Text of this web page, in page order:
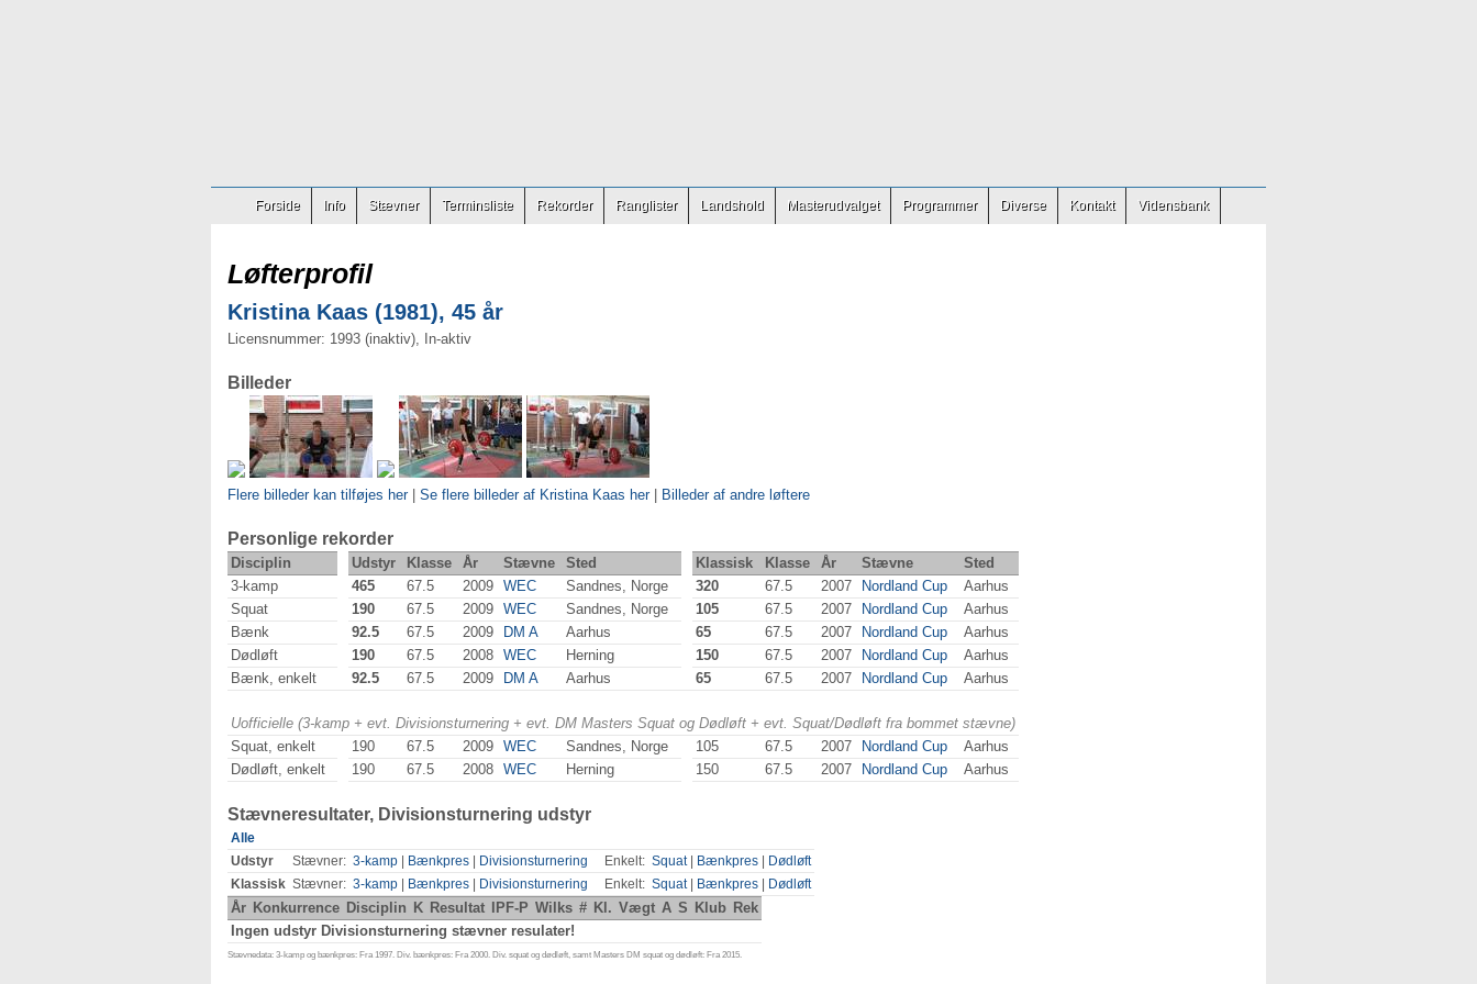
Forside Info Stævner Terminsliste Rekorder Ranglister Landshold Masterudvalget Programmer Diverse Kontakt Vidensbank
Løfterprofil
Kristina Kaas (1981), 45 år
Licensnummer: 1993 (inaktiv), In-aktiv
Billeder
Flere billeder kan tilføjes her| Se flere billeder af Kristina Kaas her| Billeder af andre løftere
Personlige rekorder
Disciplin Udstyr Klasse År Stævne Sted Klassisk Klasse År Stævne
Sted
3-kamp
465 67.5 2009 WEC Sandnes, Norge 320 67.5 2007 Nordland Cup
Aarhus
Squat
190 67.5 2009 WEC Sandnes, Norge 105 67.5 2007 Nordland Cup
Aarhus
Bænk
92.5 67.5 2009 DM A Aarhus 65 67.5 2007 Nordland Cup
Aarhus
Dødløft
190 67.5 2008 WEC Herning 150 67.5 2007 Nordland Cup
Aarhus
Bænk, enkelt
92.5 67.5 2009 DM A Aarhus 65 67.5 2007 Nordland Cup Aarhus
Uofficielle (3-kamp + evt. Divisionsturnering + evt. DM Masters Squat og Dødløft + evt. Squat/Dødløft fra bommet stævne)
Squat, enkelt
190 67.5 2009 WEC Sandnes, Norge 105 67.5 2007 Nordland Cup
Aarhus
Dødløft, enkelt
190 67.5 2008 WEC Herning 150 67.5 2007 Nordland Cup Aarhus
Stævneresultater, Divisionsturnering udstyr
Alle
Udstyr
Stævner: 3-kamp Bænkpres Divisionsturnering Enkelt: Squat| Bænkpres
Dødløft
Klassisk Stævner: 3-kamp Bænkpres Divisionsturnering Enkelt: Squat| Bænkpres Dødløft
År Konkurrence Disciplin K Resultat IPF-P Wilks # Kl. Vægt A S Klub Rek
Ingen udstyr Divisionsturnering stævner resulater!
Stævnedata: 3-kamp og bænkpres: Fra 1997. Div. bænkpres: Fra 2000. Div. squat og dødløft, samt Masters DM squat og dødløft: Fra 2015.